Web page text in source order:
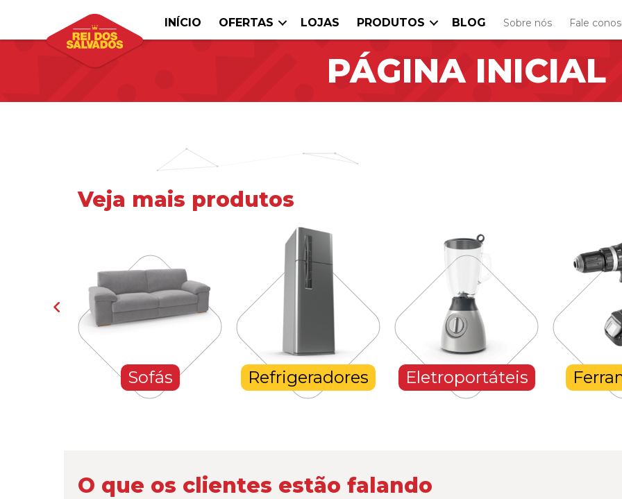
INÍCIO OFERTAS LOJAS PRODUTOS BLOG Sobre nós Fale
PÁGINA INICIAL
Veja mais produtos
Sofás Refrigeradores Eletroportáteis
O que os clientes estão falando